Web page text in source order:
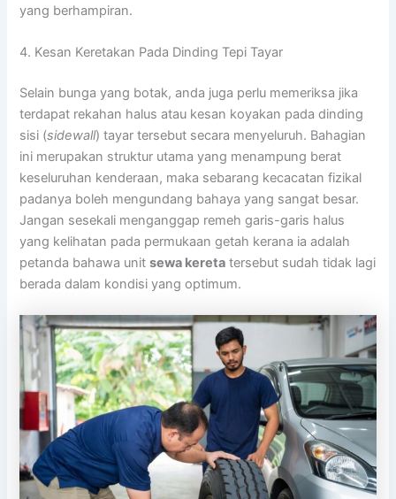
yang berhampiran.
4. Kesan Keretakan Pada Dinding Tepi Tayar
Selain bunga yang botak, anda juga perlu memeriksa jika
terdapat rekahan halus atau kesan koyakan pada dinding
sisi (sidewall) tayar tersebut secara menyeluruh. Bahagian
ini merupakan struktur utama yang menampung berat
keseluruhan kenderaan, maka sebarang kecacatan fizikal
padanya boleh mengundang bahaya yang sangat besar.
Jangan sesekali menganggap remeh garis-garis halus
yang kelihatan pada permukaan getah kerana ia adalah
petanda bahawa unitsewa kereta tersebut sudah tidak lagi
berada dalam kondisi yang optimum.